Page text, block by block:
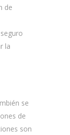
de
la
se
de
son